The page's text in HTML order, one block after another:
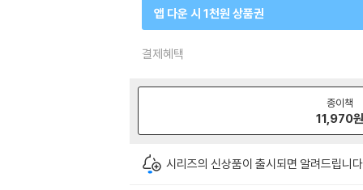
앱 다운 시 1천원 상품권
결제혜택
종이책
11,970원
시리즈의 신상품이 출시되면 알려드립니